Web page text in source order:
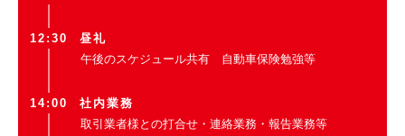
12:30
昼礼
午後のスケジュール共有 自動車保険勉強等
14:00
社内業務
取引業者様との打合せ・連絡業務・報告業務等